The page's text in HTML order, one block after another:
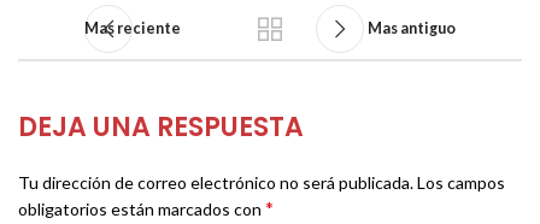
Mas reciente Mas antiguo
DEJA UNA RESPUESTA
Tu dirección de correo electrónico no será publicada.Los campos
obligatorios están marcados con *